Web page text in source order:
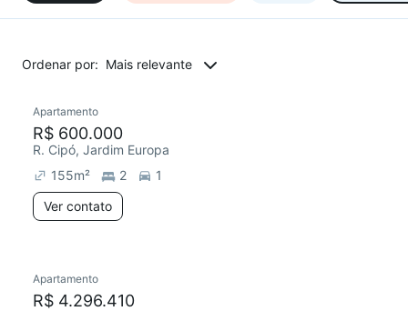
Ordenar por: Mais relevante
Chegou este mês
Apartamento
R$ 600.000
R. Cipó, Jardim Europa
155m² 2
1
Ver contato
Chegou este mês
Apartamento
R$ 4.296.410